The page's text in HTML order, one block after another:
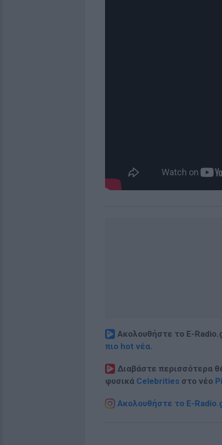
Ακολουθήστε το E-
πιο hot νέα.
Διαβάστε περισσότερα
φυσικά Celebrities στο νέο
Ακολουθήστε το E-